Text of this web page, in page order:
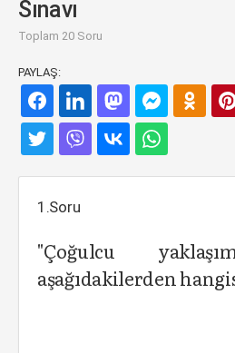
Sınavı
Toplam 20 Soru
PAYLAŞ:
1.Soru
"Çoğulcu
aşağıdakilerden